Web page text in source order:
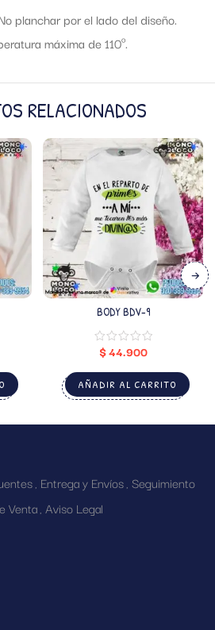
planchar por el lado del diseño.
máxima de 110º.
RELACIONADOS
BODY BDV-9
$44.900
AÑADIR AL CARRITO
Entrega y Envíos Seguimiento
Venta Aviso Legal